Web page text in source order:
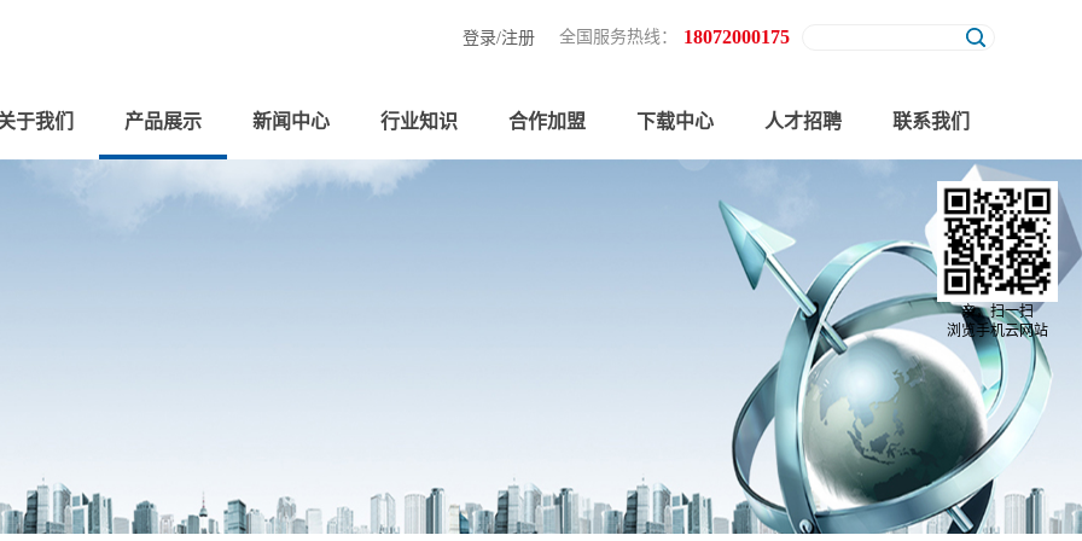
全国服务热线： 18072000175
登录/注册
于我们 产品展示 新闻中心 行业知识 合作加盟 下载中心 人才招聘 联系我们
亲，扫一扫
浏览手机云网站